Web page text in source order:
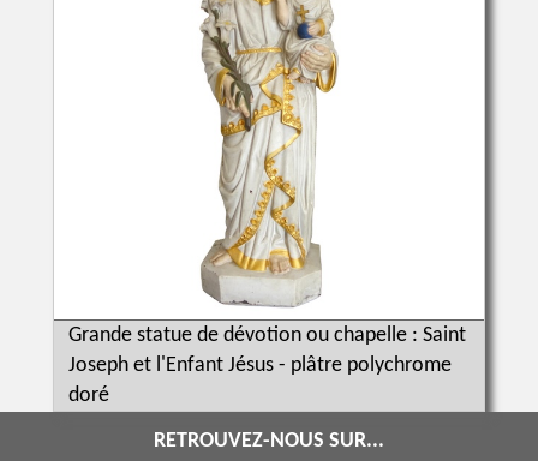
Grande statue de dévotion ou chapelle : Saint
Joseph et l'Enfant Jésus - plâtre polychrome
doré
RETROUVEZ-NOUS SUR...